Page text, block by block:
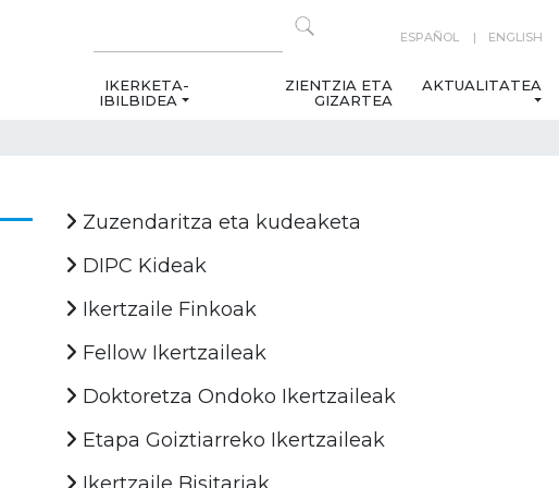
ESPAÑOL ENGLISH
IKERKETA-
IBILBIDEA
ZIENTZIA ETA
GIZARTEA
AKTUALITATEA
Zuzendaritza eta kudeaketa
DIPC Kideak
Ikertzaile Finkoak
Fellow Ikertzaileak
Doktoretza Ondoko Ikertzaileak
Etapa Goiztiarreko Ikertzaileak